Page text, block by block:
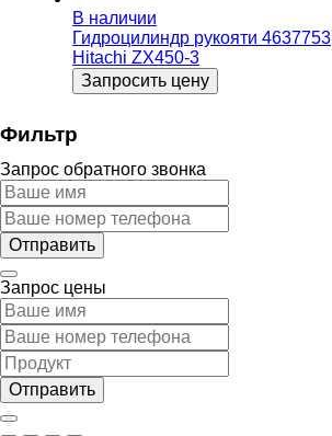
В наличии
Гидроцилиндр рукояти 4637753
Hitachi ZX450-3
Запросить цену
Фильтр
Запрос обратного звонка
Запрос цены